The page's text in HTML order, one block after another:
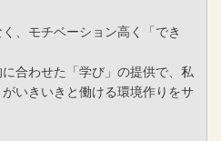
、モチベーション高く「でき
合わせた「学び」の提供で、私
いきいきと働ける環境作りをサ